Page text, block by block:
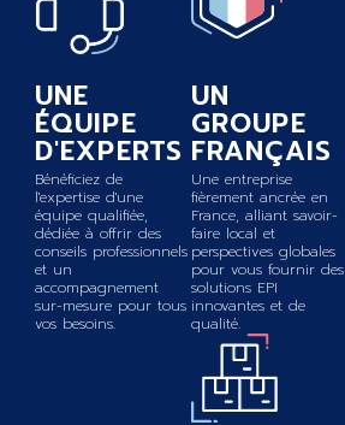
UNE
ÉQUIPE
D'EXPERTS
Bénéficiez de
l'expertise d'une
équipe qualifiée,
dédiée à offrir des
conseils professionnels
et un
accompagnement
sur-mesure pour tous
vos besoins.
UN
GROUPE
FRANÇAIS
Une entreprise
fièrement ancrée en
France, alliant savoir-
faire local et
perspectives globales
pour vous fournir des
solutions EPI
innovantes et de
qualité.